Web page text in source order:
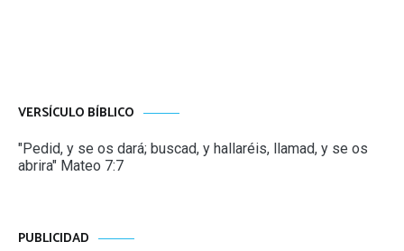
VERSÍCULO BÍBLICO
"Pedid, y se os dará; buscad, y hallaréis, llamad, y se os
abrira" Mateo 7:7
PUBLICIDAD